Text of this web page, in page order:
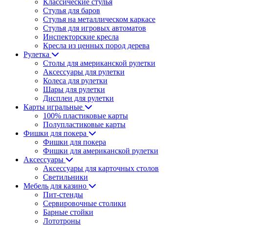
Классические стулья
Стулья для баров
Стулья на металлическом каркасе
Стулья для игровых автоматов
Инспекторские кресла
Кресла из ценных пород дерева
Рулетка
Столы для американской рулетки
Аксессуары для рулетки
Колеса для рулетки
Шары для рулетки
Дисплеи для рулетки
Карты игральные
100% пластиковые карты
Полупластиковые карты
Фишки для покера
Фишки для покера
Фишки для американской рулетки
Аксессуары
Аксессуары для карточных столов
Светильники
Мебель для казино
Пит-стенды
Сервировочные столики
Барные стойки
Лототроны